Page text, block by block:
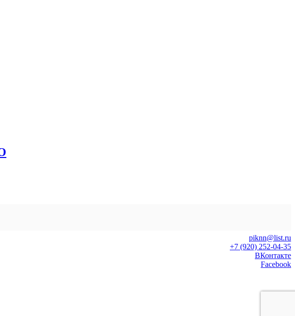
piknn@list.ru
+7 (920) 252-04-35
ВКонтакте
Facebook